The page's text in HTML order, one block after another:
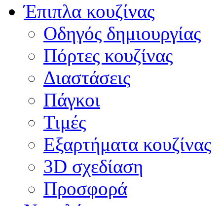
Έπιπλα κουζίνας
Οδηγός δημιουργίας
Πόρτες κουζίνας
Διαστάσεις
Πάγκοι
Τιμές
Εξαρτήματα κουζίνας
3D σχεδίαση
Προσφορά